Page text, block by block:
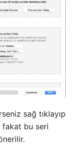
sağ tıklayıp
fakat bu seri